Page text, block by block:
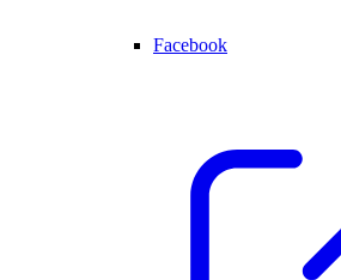
Facebook